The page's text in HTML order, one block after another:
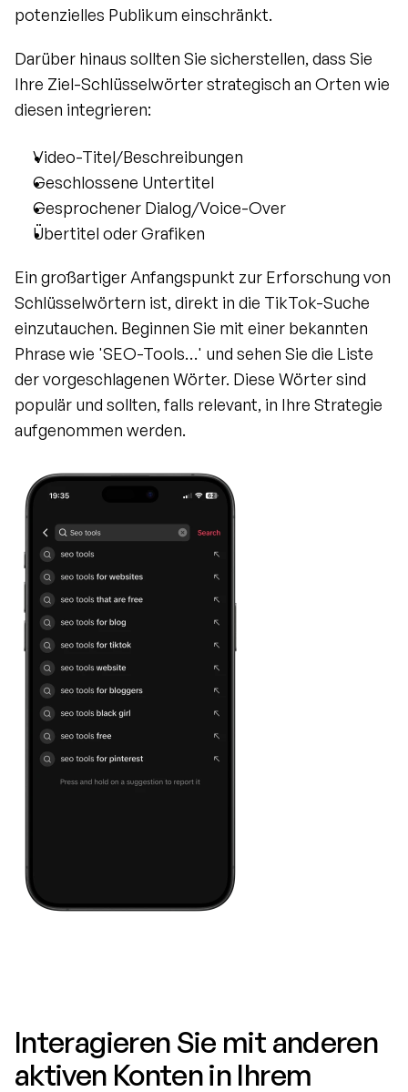
potenzielles Publikum einschränkt.
Darüber hinaus sollten Sie sicherstellen, dass Sie
Ihre Ziel-Schlüsselwörter strategisch an Orten wie
diesen integrieren:
Video-Titel/Beschreibungen
Geschlossene Untertitel
Gesprochener Dialog/Voice-Over
Übertitel oder Grafiken
Ein großartiger Anfangspunkt zur Erforschung von
Schlüsselwörtern ist, direkt in die TikTok-Suche
einzutauchen. Beginnen Sie mit einer bekannten
Phrase wie 'SEO-Tools…' und sehen Sie die Liste
der vorgeschlagenen Wörter. Diese Wörter sind
populär und sollten, falls relevant, in Ihre Strategie
aufgenommen werden.
Interagieren Sie mit anderen
aktiven Konten in Ihrem